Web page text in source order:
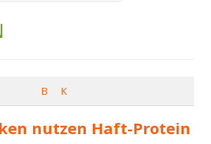
B K
nutzen Haft-Protein